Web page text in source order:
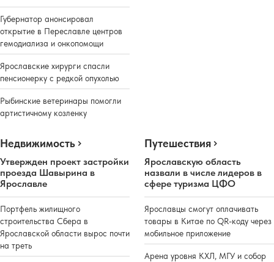
Губернатор анонсировал
открытие в Переславле центров
гемодиализа и онкопомощи
Ярославские хирурги спасли
пенсионерку с редкой опухолью
Рыбинские ветеринары помогли
артистичному козленку
Недвижимость
Утвержден проект застройки
проезда Шавырина в
Ярославле
Портфель жилищного
строительства Сбера в
Ярославской области вырос почти
на треть
Путешествия
Ярославскую область
назвали в числе лидеров в
сфере туризма ЦФО
Ярославцы смогут оплачивать
товары в Китае по QR-коду через
мобильное приложение
Арена уровня КХЛ, МГУ и собор